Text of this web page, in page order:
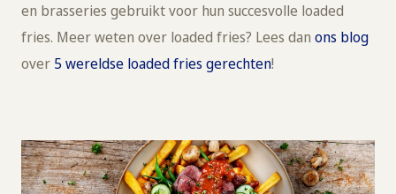
en brasseries gebruikt voor hun succesvolle loaded
fries. Meer weten over loaded fries? Lees dan ons blog
over 5 wereldse loaded fries gerechten!